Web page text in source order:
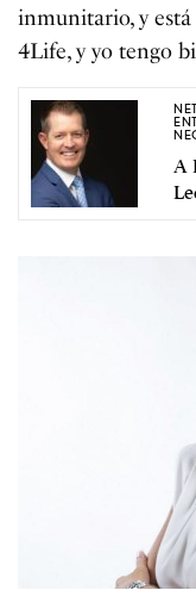
inmunitario, y está
4Life, y yo tengo
A